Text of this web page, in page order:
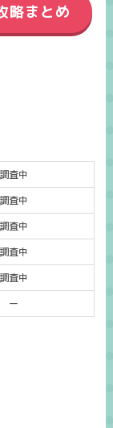
略まとめ
調査中
調査中
調査中
調査中
調査中
ー